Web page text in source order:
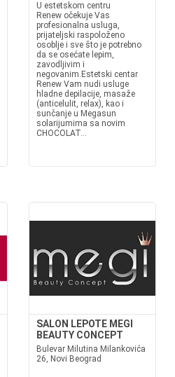
U estetskom centru
Renew očekuje Vas
profesionalna usluga,
prijateljski raspoloženo
osoblje i sve što je potrebno
da se osećate lepim,
zavodljivim i
negovanim.Estetski centar
Renew Vam nudi usluge
hladne depilacije, masaže
(anticelulit, relax), kao i
sunčanje u Megasun
solarijumima sa novim
CHOCOLAT...
SALON LEPOTE MEGI
BEAUTY CONCEPT
Bulevar Milutina Milankovića
26, Novi Beograd